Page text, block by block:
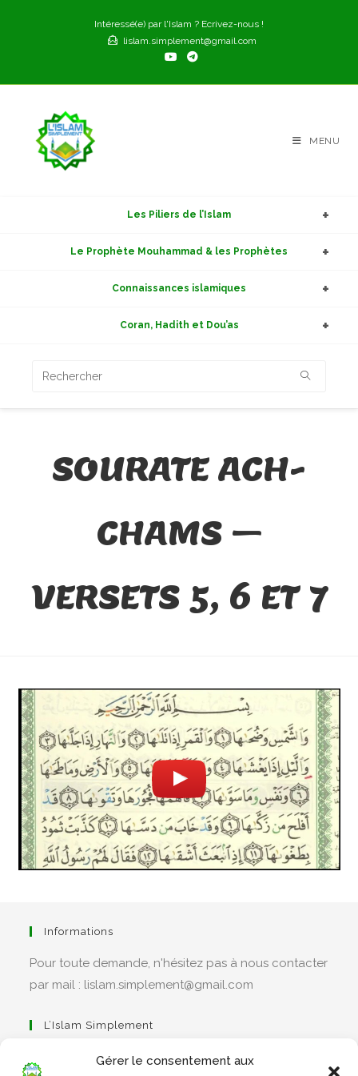
Gérer le consentement aux
Intéressé(e) par l'Islam ? Ecrivez-nous !
lislam.simplement@gmail.com
MENU
Les Piliers de l’Islam
Le Prophète Mouhammad & les Prophètes
Connaissances islamiques
Coran, Hadith et Dou’as
SOURATE ACH-
CHAMS –
VERSETS 5, 6 ET 7
Informations
Pour toute demande, n'hésitez pas à nous contacter
par mail : lislam.simplement@gmail.com
L’Islam Simplement